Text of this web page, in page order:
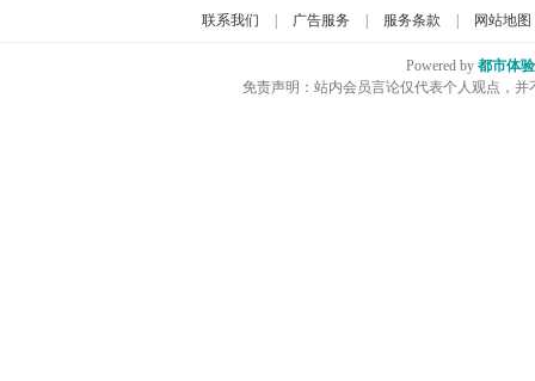
联系我们 广告服务 服务条款 网站地图
Powered by 都市体
免责声明：站内会员言论仅代表个人观点，